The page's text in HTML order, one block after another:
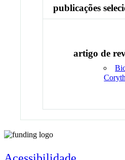
publicações
artigo de